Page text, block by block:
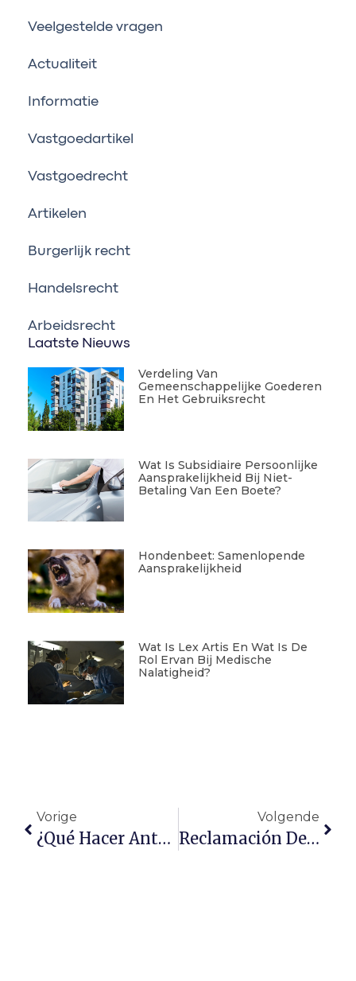
Veelgestelde vragen
Actualiteit
Informatie
Vastgoedartikel
Vastgoedrecht
Artikelen
Burgerlijk recht
Handelsrecht
Arbeidsrecht
Laatste Nieuws
Verdeling Van
Gemeenschappelijke Goederen
En Het Gebruiksrecht
Wat Is Subsidiaire Persoonlijke
Aansprakelijkheid Bij Niet-
Betaling Van Een Boete?
Hondenbeet: Samenlopende
Aansprakelijkheid
Wat Is Lex Artis En Wat Is De
Rol Ervan Bij Medische
Nalatigheid?
Vorige
¿Qué Hacer Ante Un Abandono De Obra De Reforma?
Volgende
Reclamación De Impagos. La Fase Previa, La Negociación